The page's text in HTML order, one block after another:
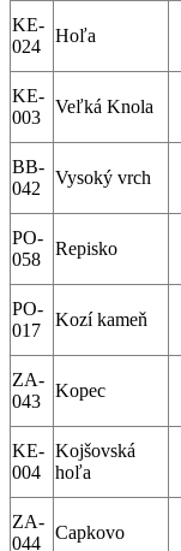
KE-
024
Hoľa
KE-
003
Veľká Knola
BB-
042
Vysoký vrch
PO-
058
Repisko
PO-
017
Kozí kameň
ZA-
043
Kopec
KE-
004
Kojšovská
hoľa
ZA-
044
Capkovo